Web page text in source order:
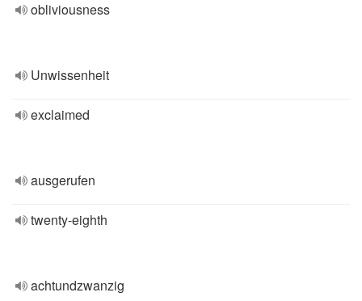
obliviousness
Unwissenheit
exclaimed
ausgerufen
twenty-eighth
achtundzwanzig